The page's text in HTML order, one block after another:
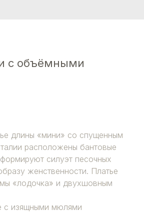
с объёмными
длины «мини» со спущенным
расположены бантовые
силуэт песочных
женственности. Платье
«лодочка» и двухшовным
с изящными мюлями